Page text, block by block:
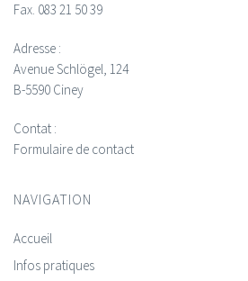
Fax. 083 21 50 39
Adresse :
Avenue Schlögel, 124
B-5590 Ciney
Contat :
Formulaire de contact
NAVIGATION
Accueil
Infos pratiques